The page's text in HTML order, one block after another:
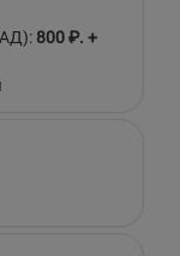
800 ₽. +